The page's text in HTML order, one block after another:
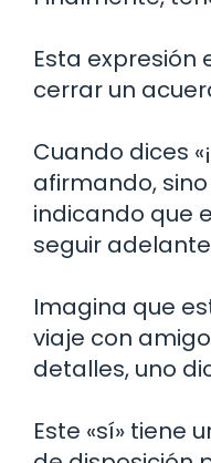
Esta expresión
cerrar un
Cuando dices
afirmando,
indicando que
seguir
Imagina que
viaje con
detalles, uno
Este «sí» tiene